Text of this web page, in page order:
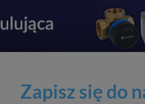
Zapisz się do